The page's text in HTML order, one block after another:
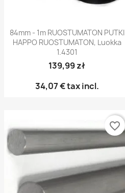
Pikakatselu
84mm - 1m RUOSTUMATON PUTKI
HAPPO RUOSTUMATON, Luokka
1.4301
139,99 zł
34,07 €tax incl.
favorite_border